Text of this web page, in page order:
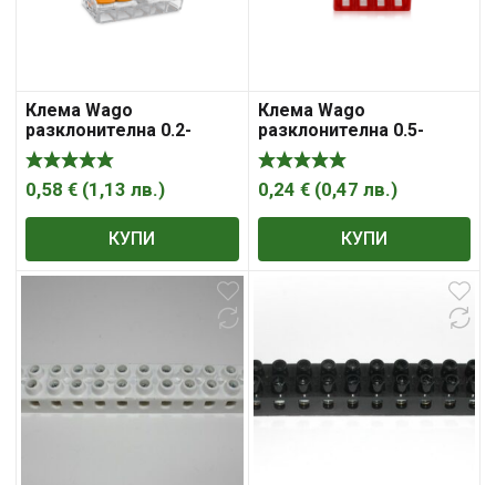
Клема Wago
разклонителна 0.2-
4мм2, прозрачна, 32A, 5
гнезда, Compact
0,58 € (1,13 лв.)
КУПИ
Клема Wago
разклонителна 0.5-
2.5мм2, 4 гнезда,
Compact Push Wire
0,24 € (0,47 лв.)
КУПИ